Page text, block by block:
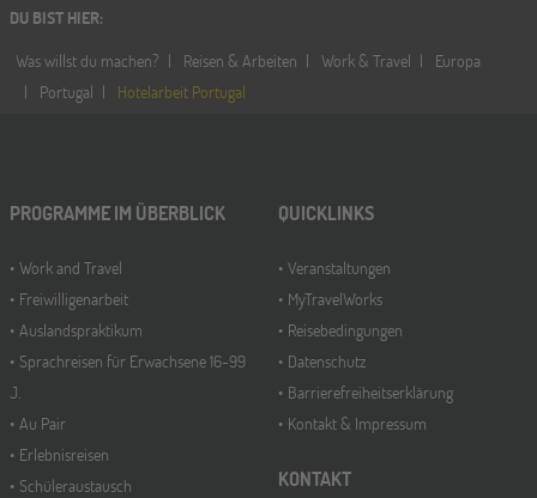
DU BIST HIER:
Was willst du machen?
Reisen & Arbeiten Work & Travel
Europa
Portugal
Hotelarbeit Portugal
PROGRAMME IM ÜBERBLICK
Work and Travel
Freiwilligenarbeit
Auslandspraktikum
Sprachreisen für Erwachsene 16-99
J.
Au Pair
Erlebnisreisen
Schüleraustausch
QUICKLINKS
Veranstaltungen
MyTravelWorks
Reisebedingungen
Datenschutz
Barrierefreiheitserklärung
Kontakt & Impressum
KONTAKT